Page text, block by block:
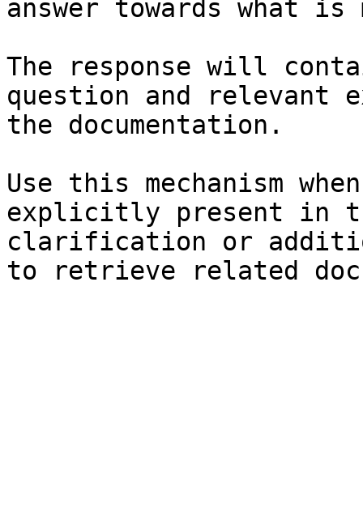
answer towards what
The response will
question and relevant
the documentation.
Use this mechanism
explicitly present in
clarification or